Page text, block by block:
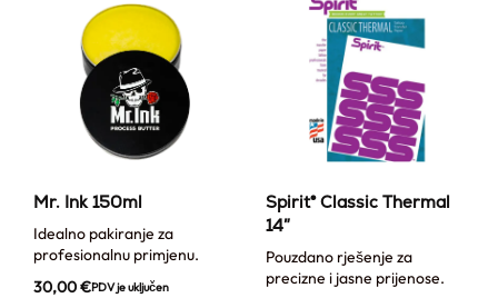
Mr. Ink 150ml
Idealno pakiranje za
profesionalnu primjenu.
30,00€PDV je uključen
Spirit® Classic Thermal
14″
Pouzdano rješenje za
precizne i jasne prijenose.